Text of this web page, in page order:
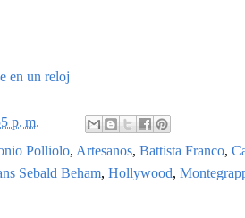
en un reloj
p. m.
Polliolo, Artesanos, Battista Franco,
Sebald Beham, Hollywood,